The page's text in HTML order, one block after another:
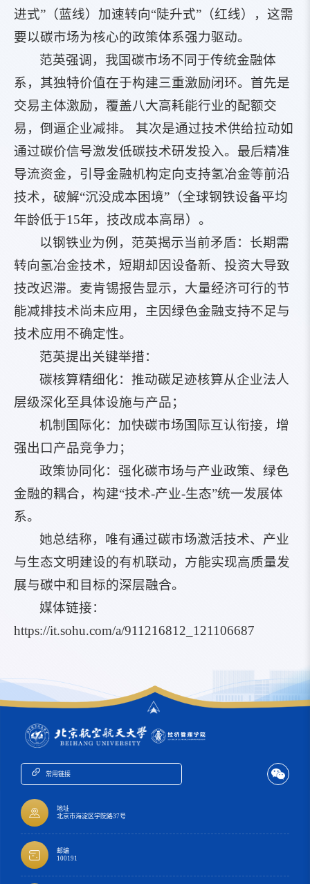
进式”（蓝线）加速转向“陡升式”（红线），这需
要以碳市场为核心的政策体系强力驱动。
范英强调，我国碳市场不同于传统金融体
系，其独特价值在于构建三重激励闭环。首先是
交易主体激励，覆盖八大高耗能行业的配额交
易，倒逼企业减排。 其次是通过技术供给拉动如
通过碳价信号激发低碳技术研发投入。最后精准
导流资金，引导金融机构定向支持氢冶金等前沿
技术，破解“沉没成本困境”（全球钢铁设备平均
年龄低于15年，技改成本高昂）。
以钢铁业为例，范英揭示当前矛盾：长期需
转向氢冶金技术，短期却因设备新、投资大导致
技改迟滞。麦肯锡报告显示，大量经济可行的节
能减排技术尚未应用，主因绿色金融支持不足与
技术应用不确定性。
范英提出关键举措：
碳核算精细化：推动碳足迹核算从企业法人
层级深化至具体设施与产品；
机制国际化：加快碳市场国际互认衔接，增
强出口产品竞争力；
政策协同化：强化碳市场与产业政策、绿色
金融的耦合，构建“技术-产业-生态”统一发展体
系。
她总结称，唯有通过碳市场激活技术、产业
与生态文明建设的有机联动，方能实现高质量发
展与碳中和目标的深层融合。
媒体链接：
https://it.sohu.com/a/911216812_121106687
常用链接
地址
北京市海淀区学院路37号
邮编
100191